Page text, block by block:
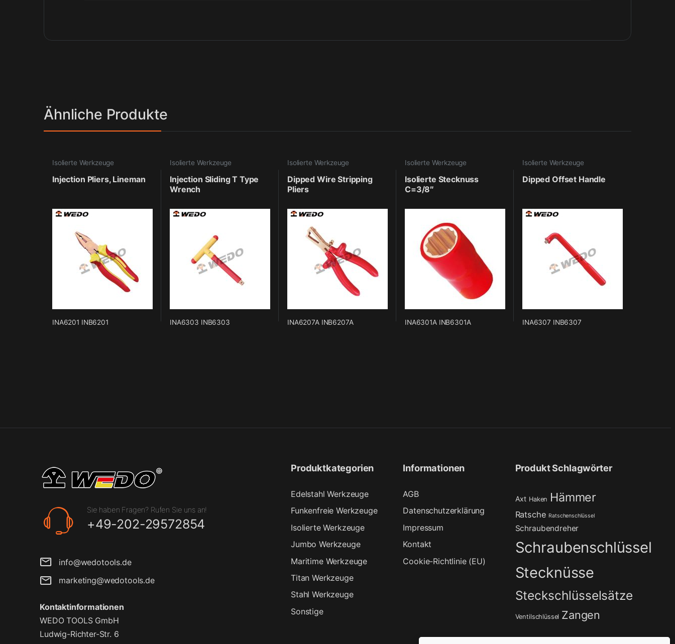
Ähnliche Produkte
Isolierte Werkzeuge
Injection Pliers, Lineman
INA6201 INB6201
Isolierte Werkzeuge
Injection Sliding T Type
Wrench
INA6303 INB6303
Isolierte Werkzeuge
Dipped Wire Stripping
Pliers
INA6207A INB6207A
Isolierte Werkzeuge
Isolierte Stecknuss
C=3/8″
INA6301A INB6301A
Isolierte Werkzeuge
Dipped Offset Handle
INA6307 INB6307
Sie haben Fragen? Rufen Sie uns an!
+49-202-29572854
info@wedotools.de
marketing@wedotools.de
Kontaktinformationen
WEDO TOOLS GmbH
Ludwig-Richter-Str. 6
Produktkategorien
Edelstahl Werkzeuge
Funkenfreie Werkzeuge
Isolierte Werkzeuge
Jumbo Werkzeuge
Maritime Werkzeuge
Titan Werkzeuge
Stahl Werkzeuge
Sonstige
Informationen
AGB
Datenschutzerklärung
Impressum
Kontakt
Cookie-Richtlinie (EU)
Produkt Schlagwörter
Axt Haken Hämmer
Ratsche Ratschenschlüssel
Schraubendreher
Schraubenschlüssel
Stecknüsse
Steckschlüsselsätze
Ventilschlüssel Zangen